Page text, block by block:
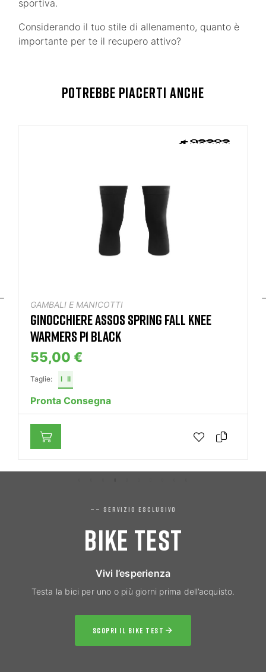
sportiva.
Considerando il tuo stile di allenamento, quanto è
importante per te il recupero attivo?
POTREBBE PIACERTI ANCHE
GAMBALI E MANICOTTI
GINOCCHIERE ASSOS SPRING FALL KNEE
WARMERS P1 BLACK
55,00 €
Taglie: I II
Pronta Consegna
—— SERVIZIO ESCLUSIVO
BIKE TEST
Vivi l’esperienza
Testa la bici per uno o più giorni prima dell’acquisto.
SCOPRI IL BIKE TEST